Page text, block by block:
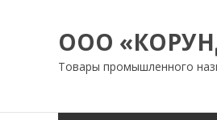
содержимомуООО
Товары промышленного